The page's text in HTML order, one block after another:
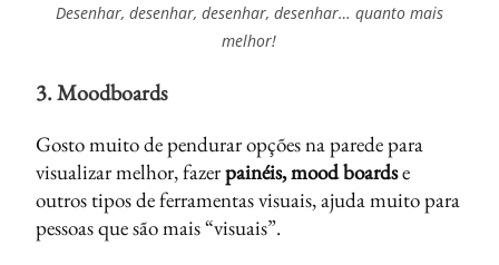
Desenhar, desenhar, desenhar, desenhar… quanto mais
melhor!
3.Moodboards
Gosto muito de pendurar opções na parede para
visualizar melhor, fazerpainéis, mood boardse
outros tipos de ferramentas visuais, ajuda muito para
pessoas que são mais “visuais”.